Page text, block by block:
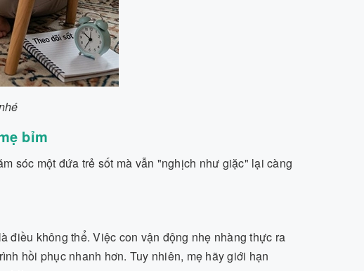
bỉm
sóc một đứa trẻ sốt mà vẫn "nghịch như giặc" lại càng
điều không thể. Việc con vận động nhẹ nhàng thực ra
hồi phục nhanh hơn. Tuy nhiên, mẹ hãy giới hạn